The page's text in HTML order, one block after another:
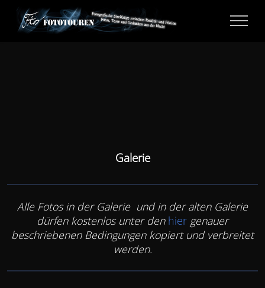
Galerie
Alle Fotos in der Galerie und in der alten Galerie
dürfen kostenlos unter den hier genauer
beschriebenen Bedingungen kopiert und verbreitet
werden.